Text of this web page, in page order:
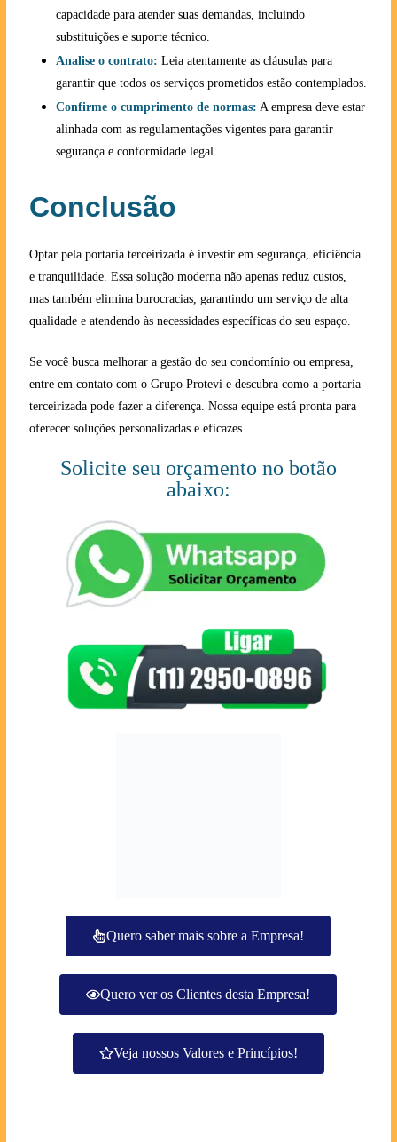
capacidade para atender suas demandas, incluindo
substituições e suporte técnico.
Analise o contrato: Leia atentamente as cláusulas para
garantir que todos os serviços prometidos estão contemplados.
Confirme o cumprimento de normas: A empresa deve estar
alinhada com as regulamentações vigentes para garantir
segurança e conformidade legal.
Conclusão
Optar pela portaria terceirizada é investir em segurança, eficiência
e tranquilidade. Essa solução moderna não apenas reduz custos,
mas também elimina burocracias, garantindo um serviço de alta
qualidade e atendendo às necessidades específicas do seu espaço.
Se você busca melhorar a gestão do seu condomínio ou empresa,
entre em contato com o Grupo Protevi e descubra como a portaria
terceirizada pode fazer a diferença. Nossa equipe está pronta para
oferecer soluções personalizadas e eficazes.
Solicite seu orçamento no botão
abaixo:
Veja nossos Valores e Princípios!